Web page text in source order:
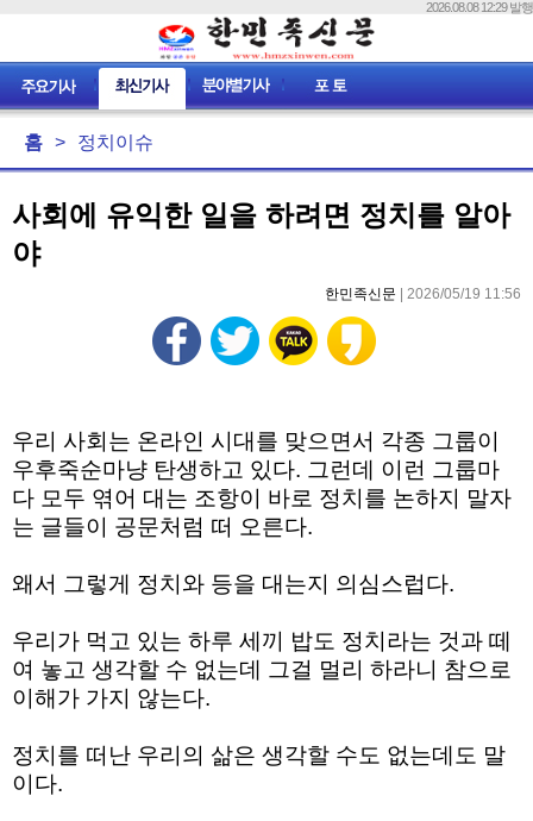
2026.08.08 12:29 발행
홈 > 정치이슈
사회에 유익한 일을 하려면 정치를 알아
야
한민족신문 | 2026/05/19 11:56
우리 사회는 온라인 시대를 맞으면서 각종 그룹이
우후죽순마냥 탄생하고 있다. 그런데 이런 그룹마
다 모두 엮어 대는 조항이 바로 정치를 논하지
말자
는 글들이 공문처럼 떠 오른다.
왜서 그렇게 정치와 등을 대는지 의심스럽다.
우리가 먹고 있는 하루 세끼 밥도 정치라는 것과 떼
여 놓고 생각할 수 없는데 그걸 멀리 하라니 참으로
이해가 가지 않는다.
정치를 떠난 우리의 삶은 생각할 수도 없는데도 말
이다.